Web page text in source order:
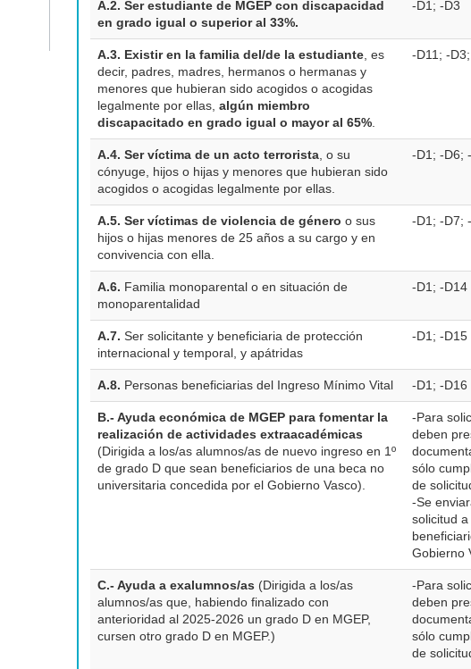
A.2. Ser estudiante de MGEP con discapacidad
en grado igual o superior al 33%.
-D1; -D3
A.3. Existir en la familia del/de la estudiante , es
decir, padres, madres, hermanos o hermanas y
menores que hubieran sido acogidos o acogidas
legalmente por ellas, algún miembro
discapacitado en grado igual o mayor al 65%
-D11; -
A.4. Ser víctima de un acto terrorista , o su
cónyuge, hijos o hijas y menores que hubieran sido
acogidos o acogidas legalmente por ellas.
-D1; -D6;
A.5. Ser víctimas de violencia de género o sus
hijos o hijas menores de 25 años a su cargo y en
convivencia con ella.
-D1; -D7;
A.6. Familia monoparental o en situación de
monoparentalidad
-D1; -D14
A.7. Ser solicitante y beneficiaria de protección
internacional y temporal, y apátridas
-D1; -D15
A.8. Personas beneficiarias del Ingreso Mínimo Vital -D1; -D16
B.- Ayuda económica de MGEP para fomentar la
realización de actividades extraacadémicas
(Dirigida a los/as alumnos/as de nuevo ingreso en 1º
de grado D que sean beneficiarios de una beca no
universitaria concedida por el Gobierno Vasco).
-Para
deben
sólo
de
-Se
solicitud
Gobierno
C.- Ayuda a exalumnos/as (Dirigida a los/as
alumnos/as que, habiendo finalizado con
anterioridad al 2025-2026 un grado D en MGEP,
cursen otro grado D en MGEP.)
-Para
deben
sólo
de